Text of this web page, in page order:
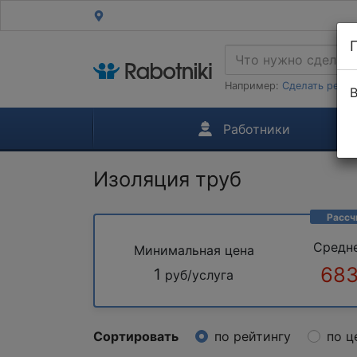
Например: Сделать
Работники
Изоляция труб
Минимальная цена
1 руб/услуга
Сортировать по рейтингу по